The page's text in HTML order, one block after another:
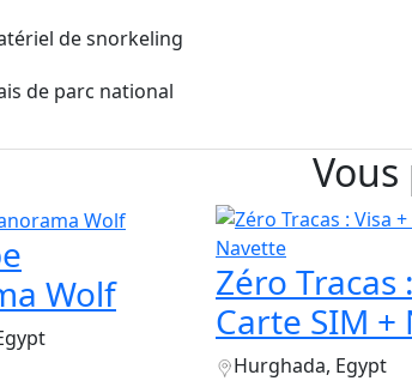
de snorkeling
de parc national
Wolf
Zéro Tracas
Carte SIM +
Hurghada, Egypt